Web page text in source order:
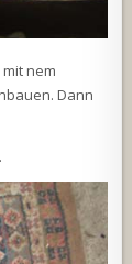
nem
Dann